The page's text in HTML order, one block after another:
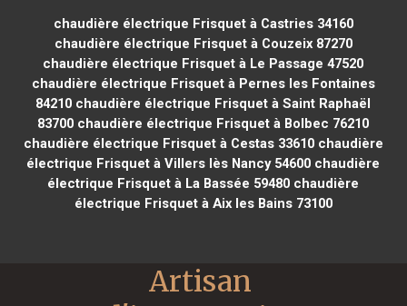
chaudière électrique Frisquet à Castries 34160
chaudière électrique Frisquet à Couzeix 87270
chaudière électrique Frisquet à Le Passage 47520
chaudière électrique Frisquet à Pernes les Fontaines
84210 chaudière électrique Frisquet à Saint Raphaël
83700 chaudière électrique Frisquet à Bolbec 76210
chaudière électrique Frisquet à Cestas 33610chaudière
électrique Frisquet à Villers lès Nancy 54600 chaudière
électrique Frisquet à La Bassée 59480 chaudière
électrique Frisquet à Aix les Bains 73100
Artisan